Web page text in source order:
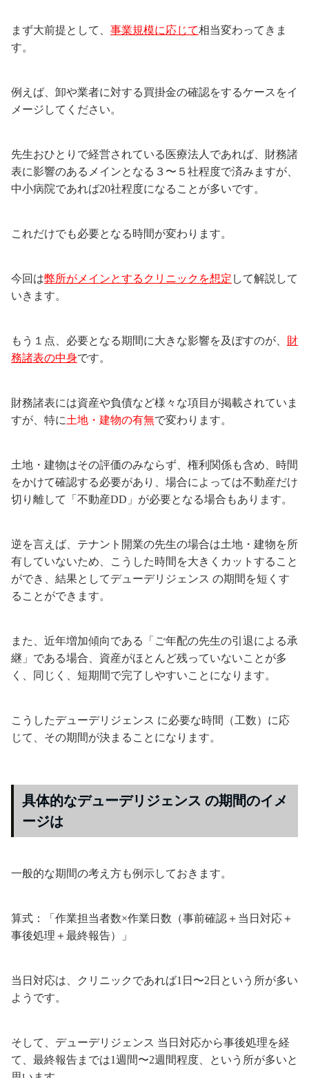
まず大前提として、 事業規模に応じて相当変わってきま
す。
例えば、卸や業者に対する買掛金の確認をするケースをイ
メージしてください。
先生おひとりで経営されている医療法人であれば、財務諸
表に影響のあるメインとなる３〜５社程度で済みますが、
中小病院であれば20社程度になることが多いです。
これだけでも必要となる時間が変わります。
今回は弊所がメインとするクリニックを想定 して解説して
いきます。
もう１点、必要となる期間に大きな影響を及ぼすのが、 財
務諸表の中身です。
財務諸表には資産や負債など様々な項目が掲載されていま
すが、特に土地・建物の有無で変わります。
土地・建物はその評価のみならず、権利関係も含め、時間
をかけて確認する必要があり、場合によっては不動産だけ
切り離して「不動産DD」が必要となる場合もあります。
逆を言えば、テナント開業の先生の場合は土地・建物を所
有していないため、こうした時間を大きくカットすること
ができ、結果としてデューデリジェンス の期間を短くす
ることができます。
また、近年増加傾向である「ご年配の先生の引退による承
継」である場合、資産がほとんど残っていないことが多
く、同じく、短期間で完了しやすいことになります。
こうしたデューデリジェンス に必要な時間（工数）に応
じて、その期間が決まることになります。
具体的なデューデリジェンス の期間のイメ
ージは
一般的な期間の考え方も例示しておきます。
算式：「作業担当者数×作業日数（事前確認＋当日対応＋
事後処理＋最終報告）」
当日対応は、クリニックであれば1日〜2日という所が多い
ようです。
そして、デューデリジェンス 当日対応から事後処理を経
て、最終報告までは1週間〜2週間程度、という所が多いと